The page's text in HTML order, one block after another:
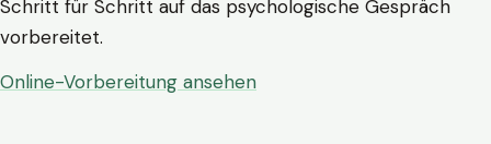
Schritt für Schritt auf das psychologische Gespräch
vorbereitet.
Online-Vorbereitung ansehen